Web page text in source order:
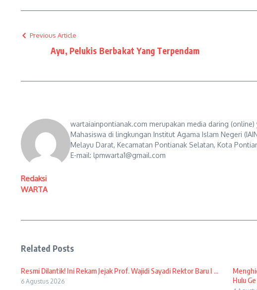
Previous Article
Ayu, Pelukis Berbakat Yang Terpendam
Redaksi
WARTA
wartaiainpontianak.com merupakan media daring
Mahasiswa di lingkungan Institut Agama Islam Negeri
Melayu Darat, Kecamatan Pontianak Selatan, Kota
E-mail: lpmwarta1@gmail.com
Related Posts
Resmi Dilantik! Ini Rekam Jejak Prof. Wajidi Sayadi Rektor Baru I ...
6 Agustus 2026
Hulu Ge